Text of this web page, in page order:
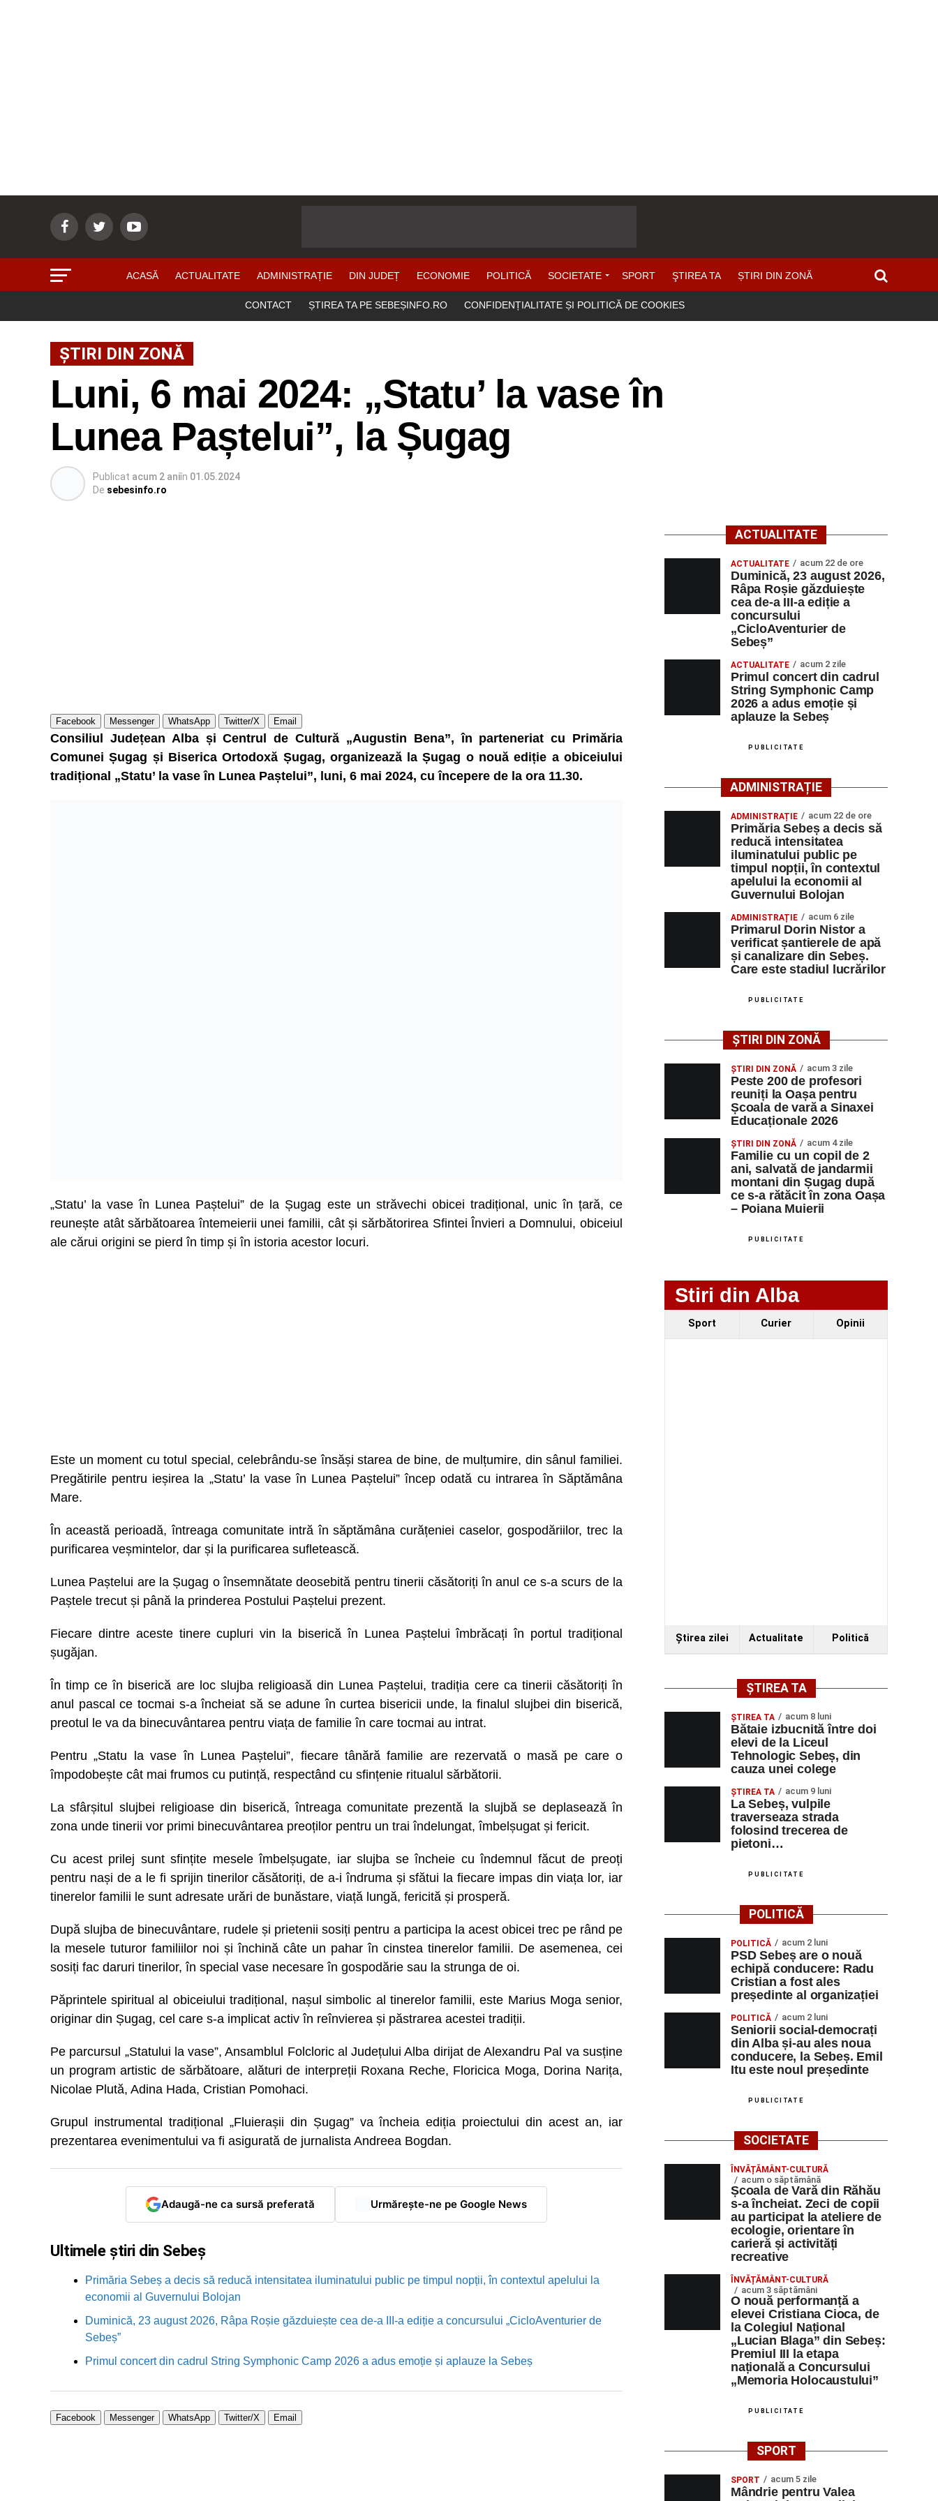
ACASĂ ACTUALITATE ADMINISTRAȚIE DIN JUDEȚ ECONOMIE POLITICĂ SOCIETATE SPORT ŞTIREA TA ȘTIRI DIN ZONĂ
CONTACT ȘTIREA TA PE SEBEȘINFO.RO CONFIDENȚIALITATE ȘI POLITICĂ DE COOKIES
ȘTIRI DIN ZONĂ
Luni, 6 mai 2024: „Statu’ la vase în
Lunea Paștelui”, la Șugag
Publicat acum 2 aniîn 01.05.2024
De sebesinfo.ro
Facebook Messenger WhatsApp Twitter/X Email
Consiliul Județean Alba și Centrul de Cultură „Augustin Bena”, în parteneriat cu Primăria
Comunei Șugag și Biserica Ortodoxă Șugag, organizează la Șugag o nouă ediție a obiceiului
tradițional „Statu’ la vase în Lunea Paștelui”, luni, 6 mai 2024, cu începere de la ora 11.30.
„Statu’ la vase în Lunea Paștelui” de la Șugag este un străvechi obicei tradițional, unic în țară, ce
reunește atât sărbătoarea întemeierii unei familii, cât și sărbătorirea Sfintei Învieri a Domnului, obiceiul
ale cărui origini se pierd în timp și în istoria acestor locuri.
Este un moment cu totul special, celebrându-se însăși starea de bine, de mulțumire, din sânul familiei.
Pregătirile pentru ieșirea la „Statu’ la vase în Lunea Paștelui” încep odată cu intrarea în Săptămâna
Mare.
În această perioadă, întreaga comunitate intră în săptămâna curățeniei caselor, gospodăriilor, trec la
purificarea veșmintelor, dar și la purificarea sufletească.
Lunea Paștelui are la Șugag o însemnătate deosebită pentru tinerii căsătoriți în anul ce s-a scurs de la
Paștele trecut și până la prinderea Postului Paștelui prezent.
Fiecare dintre aceste tinere cupluri vin la biserică în Lunea Paștelui îmbrăcați în portul tradițional
șugăjan.
În timp ce în biserică are loc slujba religioasă din Lunea Paștelui, tradiția cere ca tinerii căsătoriți în
anul pascal ce tocmai s-a încheiat să se adune în curtea bisericii unde, la finalul slujbei din biserică,
preotul le va da binecuvântarea pentru viața de familie în care tocmai au intrat.
Pentru „Statu la vase în Lunea Paștelui”, fiecare tânără familie are rezervată o masă pe care o
împodobește cât mai frumos cu putință, respectând cu sfințenie ritualul sărbătorii.
La sfârșitul slujbei religioase din biserică, întreaga comunitate prezentă la slujbă se deplasează în
zona unde tinerii vor primi binecuvântarea preoților pentru un trai îndelungat, îmbelșugat și fericit.
Cu acest prilej sunt sfințite mesele îmbelșugate, iar slujba se încheie cu îndemnul făcut de preoți
pentru nași de a le fi sprijin tinerilor căsătoriți, de a-i îndruma și sfătui la fiecare impas din viața lor, iar
tinerelor familii le sunt adresate urări de bunăstare, viață lungă, fericită și prosperă.
După slujba de binecuvântare, rudele și prietenii sosiți pentru a participa la acest obicei trec pe rând pe
la mesele tuturor familiilor noi și închină câte un pahar în cinstea tinerelor familii. De asemenea, cei
sosiți fac daruri tinerilor, în special vase necesare în gospodărie sau la strunga de oi.
Păprintele spiritual al obiceiului tradițional, nașul simbolic al tinerelor familii, este Marius Moga senior,
originar din Șugag, cel care s-a implicat activ în reînvierea și păstrarea acestei tradiții.
Pe parcursul „Statului la vase”, Ansamblul Folcloric al Județului Alba dirijat de Alexandru Pal va susține
un program artistic de sărbătoare, alături de interpreții Roxana Reche, Floricica Moga, Dorina Narița,
Nicolae Plută, Adina Hada, Cristian Pomohaci.
Grupul instrumental tradițional „Fluierașii din Șugag” va încheia ediția proiectului din acest an, iar
prezentarea evenimentului va fi asigurată de jurnalista Andreea Bogdan.
Adaugă-ne ca sursă preferată Urmărește-ne pe Google News
Ultimele știri din Sebeș
Primăria Sebeș a decis să reducă intensitatea iluminatului public pe timpul nopții, în contextul apelului la
economii al Guvernului Bolojan
Duminică, 23 august 2026, Râpa Roșie găzduiește cea de-a III-a ediție a concursului „CicloAventurier de
Sebeș”
Primul concert din cadrul String Symphonic Camp 2026 a adus emoție și aplauze la Sebeș
Facebook Messenger WhatsApp Twitter/X Email
ACTUALITATE
ACTUALITATE acum 22 de ore
Duminică, 23 august 2026,
Râpa Roșie găzduiește
cea de-a III-a ediție a
concursului
„CicloAventurier de
Sebeș”
ACTUALITATE acum 2 zile
Primul concert din cadrul
String Symphonic Camp
2026 a adus emoție și
aplauze la Sebeș
PUBLICITATE
ADMINISTRAȚIE
ADMINISTRAȚIE acum 22 de ore
Primăria Sebeș a decis să
reducă intensitatea
iluminatului public pe
timpul nopții, în contextul
apelului la economii al
Guvernului Bolojan
ADMINISTRAȚIE acum 6 zile
Primarul Dorin Nistor a
verificat șantierele de apă
și canalizare din Sebeș.
Care este stadiul lucrărilor
PUBLICITATE
ȘTIRI DIN ZONĂ
ȘTIRI DIN ZONĂ acum 3 zile
Peste 200 de profesori
reuniți la Oașa pentru
Școala de vară a Sinaxei
Educaționale 2026
ȘTIRI DIN ZONĂ acum 4 zile
Familie cu un copil de 2
ani, salvată de jandarmii
montani din Șugag după
ce s-a rătăcit în zona Oașa
– Poiana Muierii
PUBLICITATE
Stiri din Alba
Sport Curier Opinii
Ştirea zilei Actualitate Politică
ȘTIREA TA
ŞTIREA TA acum 8 luni
Bătaie izbucnită între doi
elevi de la Liceul
Tehnologic Sebeș, din
cauza unei colege
ŞTIREA TA acum 9 luni
La Sebeș, vulpile
traverseaza strada
folosind trecerea de
pietoni…
PUBLICITATE
POLITICĂ
POLITICĂ acum 2 luni
PSD Sebeș are o nouă
echipă conducere: Radu
Cristian a fost ales
președinte al organizației
POLITICĂ acum 2 luni
Seniorii social-democrați
din Alba și-au ales noua
conducere, la Sebeș. Emil
Itu este noul președinte
PUBLICITATE
SOCIETATE
ÎNVĂȚĂMÂNT-CULTURĂ
acum o săptămână
Școala de Vară din Răhău
s-a încheiat. Zeci de copii
au participat la ateliere de
ecologie, orientare în
carieră și activități
recreative
ÎNVĂȚĂMÂNT-CULTURĂ
acum 3 săptămâni
O nouă performanță a
elevei Cristiana Cioca, de
la Colegiul Național
„Lucian Blaga” din Sebeș:
Premiul III la etapa
națională a Concursului
„Memoria Holocaustului”
PUBLICITATE
SPORT
SPORT acum 5 zile
Mândrie pentru Valea